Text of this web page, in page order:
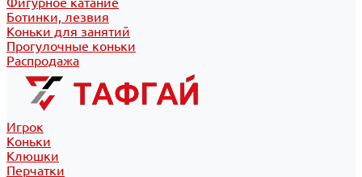
Ботинки, лезвия
Коньки для занятий
Прогулочные коньки
Распродажа
Игрок
Коньки
Клюшки
Перчатки